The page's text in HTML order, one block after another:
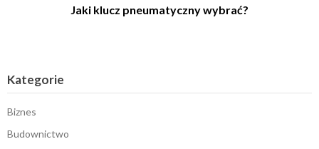
Jaki klucz pneumatyczny wybrać?
Kategorie
Biznes
Budownictwo